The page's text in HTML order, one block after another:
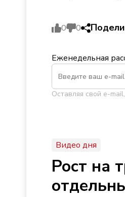
0 0
Еженедельная
Оставляя свой e-
Видео дня
Рост на